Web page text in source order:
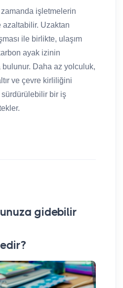
zamanda işletmelerin
Uzaktan
ile birlikte, ulaşım
ayak izinin
bulunur. Daha az yolculuk,
ve çevre kirliliğini
bir iş
gidebilir